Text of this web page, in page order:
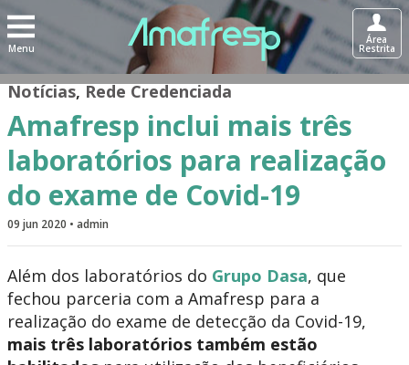
Menu
Área
Restrita
Notícias,Rede Credenciada
Amafresp inclui mais três
laboratórios para realização
do exame de Covid-19
09 jun 2020 • admin
Além dos laboratórios do Grupo Dasa, que
fechou parceria com a Amafresp para a
realização do exame de detecção da Covid-19,
mais três laboratórios também estão